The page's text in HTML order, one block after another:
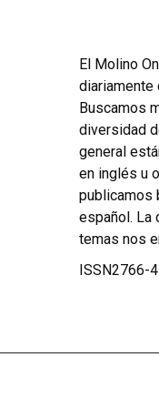
El Molino
diariamente
Buscamos
diversidad
general
en inglés u
publicamos
español. La
temas nos
ISSN2766-